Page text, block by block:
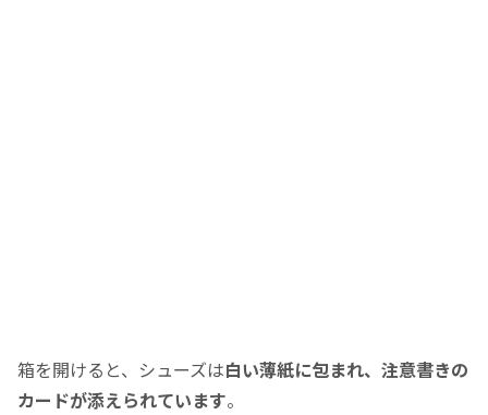
箱を開けると、シューズは白い薄紙に包まれ、注意書きの
カードが添えられています。